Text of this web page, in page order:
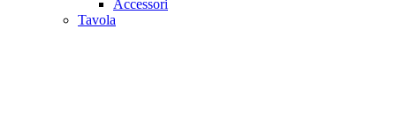
Accessori
Tavola